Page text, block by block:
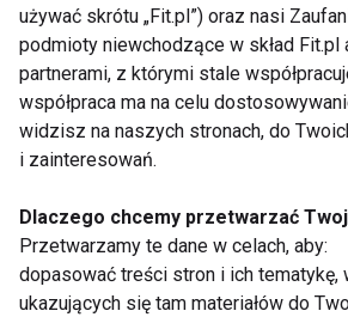
zabiegu oraz przestrzegania
przyjmowania co najmniej 2,5 litra
Terapia rezonansem
wpływa na napięte mięśnie i
regeneracji, tym samym
(jednogodzinne sesje).
Lepiej zapobiegać niż
używać skrótu „Fit.pl”) oraz nasi
podmioty niewchodzące w skład Fit.pl
partnerami, z którymi stale
współpraca ma na celu
widzisz na naszych stronach, do
i zainteresowań.
Dlaczego chcemy przetwarzać
Przetwarzamy te dane w celach, aby:
dopasować treści stron i ich tematykę,
ukazujących się tam materiałów do